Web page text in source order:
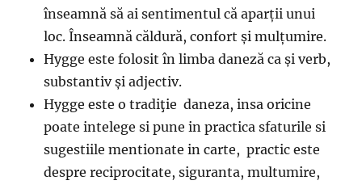
înseamnă să ai sentimentul că aparții unui
loc. Înseamnă căldură, confort și mulțumire.
Hygge este folosit în limba daneză ca și verb,
substantiv și adjectiv.
Hygge este o tradiţie daneza, insa oricine
poate intelege si pune in practica sfaturile si
sugestiile mentionate in carte, practic este
despre reciprocitate, siguranta, multumire,